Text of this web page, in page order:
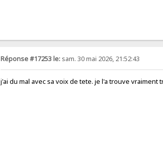
Réponse #17253 le: sam. 30 mai 2026, 21:52:43
j'ai du mal avec sa voix de tete. je l'a trouve